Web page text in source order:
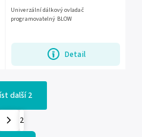
Detail
Univerzální dálkový ovladač
programovatelný BLOW
další 2
2